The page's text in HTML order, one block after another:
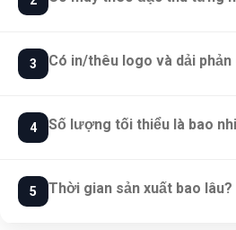
3 Có in/thêu logo và dải phản
4 Số lượng tối thiểu là bao
5 Thời gian sản xuất bao lâu?